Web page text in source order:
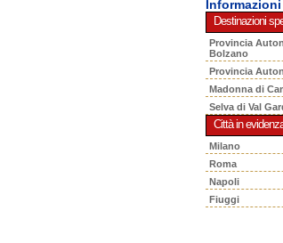
Informazioni
Destinazioni
Provincia
Bolzano
Provincia
Madonna di
Selva di Val
Città in
Milano
Roma
Napoli
Fiuggi